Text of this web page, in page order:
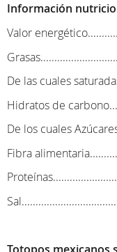
Información
Valor
De las cuales
Hidratos de
De los cuales
Fibra